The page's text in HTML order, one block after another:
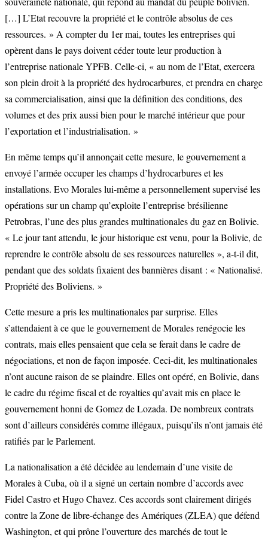
[…] L’Etat recouvre la propriété et le contrôle absolus de ces
ressources. » A compter du 1er mai, toutes les entreprises qui
opèrent dans le pays doivent céder toute leur production à
l’entreprise nationale YPFB. Celle-ci, « au nom de l’Etat, exercera
son plein droit à la propriété des hydrocarbures, et prendra en charge
sa commercialisation, ainsi que la définition des conditions, des
volumes et des prix aussi bien pour le marché intérieur que pour
l’exportation et l’industrialisation. »
En même temps qu’il annonçait cette mesure, le gouvernement a
envoyé l’armée occuper les champs d’hydrocarbures et les
installations. Evo Morales lui-même a personnellement supervisé les
opérations sur un champ qu’exploite l’entreprise brésilienne
Petrobras, l’une des plus grandes multinationales du gaz en Bolivie.
« Le jour tant attendu, le jour historique est venu, pour la Bolivie, de
reprendre le contrôle absolu de ses ressources naturelles », a-t-il dit,
pendant que des soldats fixaient des bannières disant : « Nationalisé.
Propriété des Boliviens. »
Cette mesure a pris les multinationales par surprise. Elles
s’attendaient à ce que le gouvernement de Morales renégocie les
contrats, mais elles pensaient que cela se ferait dans le cadre de
négociations, et non de façon imposée. Ceci-dit, les multinationales
n’ont aucune raison de se plaindre. Elles ont opéré, en Bolivie, dans
le cadre du régime fiscal et de royalties qu’avait mis en place le
gouvernement honni de Gomez de Lozada. De nombreux contrats
sont d’ailleurs considérés comme illégaux, puisqu’ils n’ont jamais été
ratifiés par le Parlement.
La nationalisation a été décidée au lendemain d’une visite de
Morales à Cuba, où il a signé un certain nombre d’accords avec
Fidel Castro et Hugo Chavez. Ces accords sont clairement dirigés
contre la Zone de libre-échange des Amériques (ZLEA) que défend
Washington, et qui prône l’ouverture des marchés de tout le